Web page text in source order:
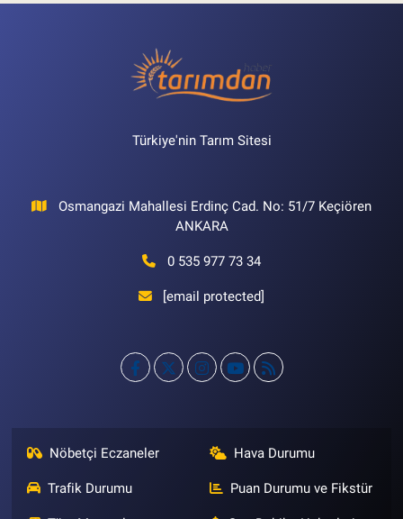
Türkiye'nin Tarım Sitesi
Osmangazi Mahallesi Erdinç Cad. No: 51/7 Keçiören
ANKARA
0 535 977 73 34
[email protected]
Nöbetçi Eczaneler Hava Durumu
Trafik Durumu Puan Durumu ve Fikstür